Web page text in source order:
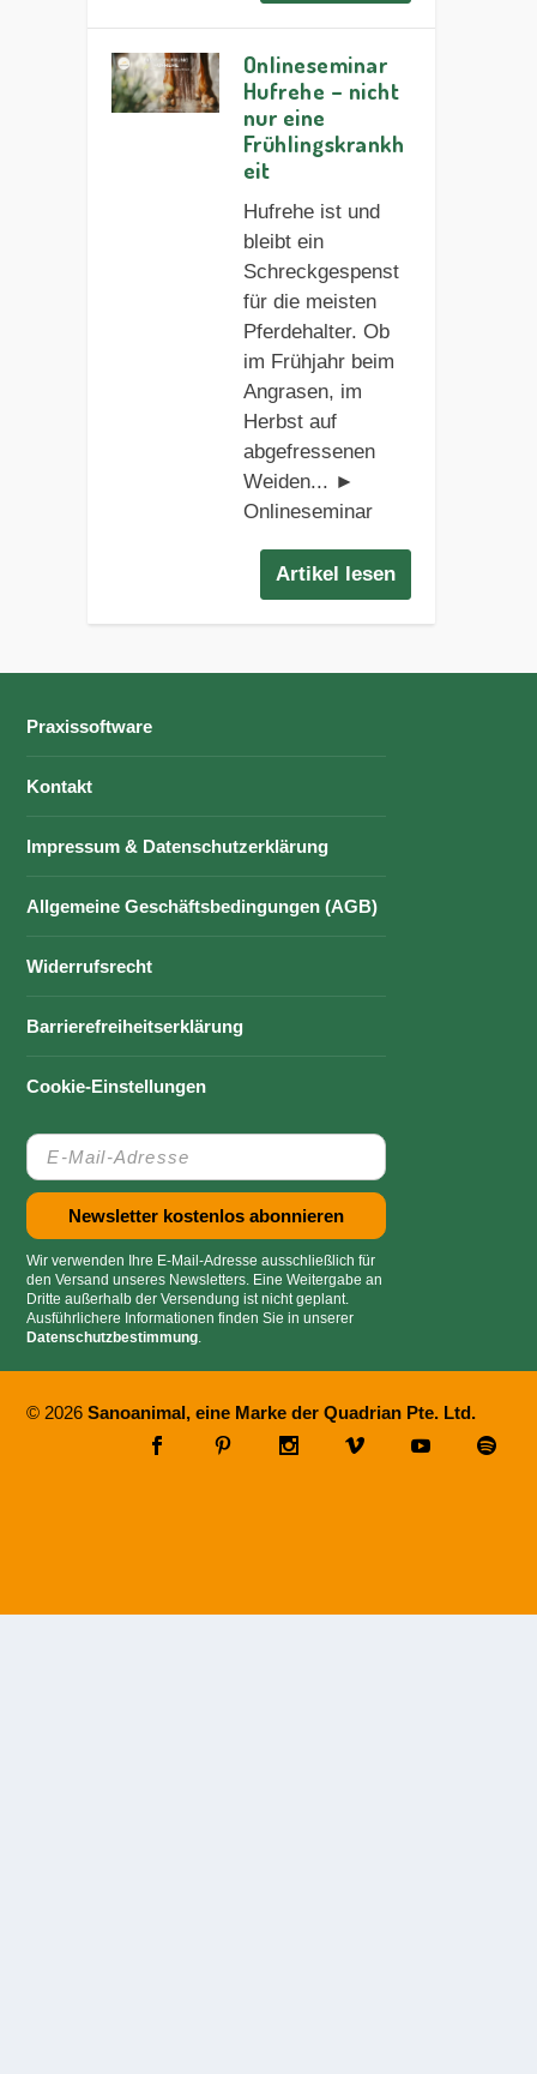
Onlineseminar
Hufrehe – nicht
nur eine
Frühlingskrankh
eit
Hufrehe ist und
bleibt ein
Schreckgespenst
für die meisten
Pferdehalter. Ob
im Frühjahr beim
Angrasen, im
Herbst auf
abgefressenen
Weiden... ►
Onlineseminar
Artikel lesen
Praxissoftware
Kontakt
Impressum & Datenschutzerklärung
Allgemeine Geschäftsbedingungen (AGB)
Widerrufsrecht
Barrierefreiheitserklärung
Cookie-Einstellungen
Wir verwenden Ihre E-Mail-Adresse ausschließlich für
den Versand unseres Newsletters. Eine Weitergabe an
Dritte außerhalb der Versendung ist nicht geplant.
Ausführlichere Informationen finden Sie in unserer
Datenschutzbestimmung
© 2026Sanoanimal, eine Marke der Quadrian Pte. Ltd.